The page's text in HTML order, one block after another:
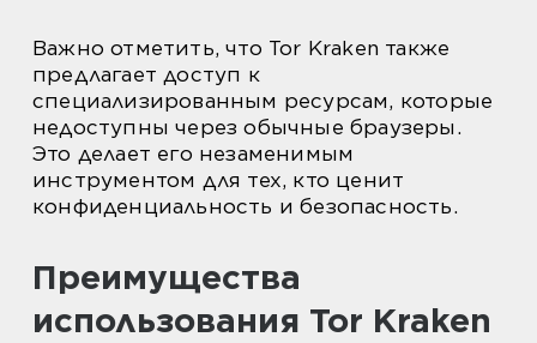
Важно отметить, что Tor Kraken также
предлагает доступ к
специализированным ресурсам, которые
недоступны через обычные браузеры.
Это делает его незаменимым
инструментом для тех, кто ценит
конфиденциальность и безопасность.
Преимущества
использования Tor Kraken